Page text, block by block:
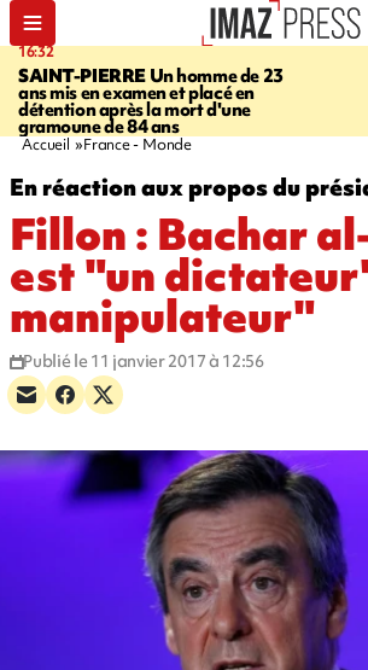
16:32
SAINT-PIERREUn homme de 23
ans mis en examen et placé en
détention après la mort d'une
gramoune de 84 ans
Accueil France - Monde
En réaction aux propos du
Fillon : Bachar
est "un
manipulateur"
Publié le 11 janvier 2017 à 12:56